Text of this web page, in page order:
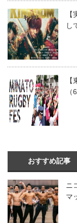
し
（
おすすめ記事
ニ
マ